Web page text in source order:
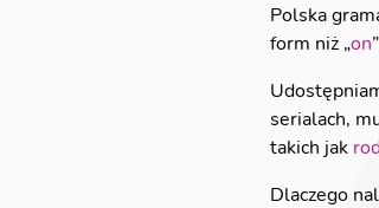
Polska
form niż „ on
serialach,
takich jak
Dlaczego